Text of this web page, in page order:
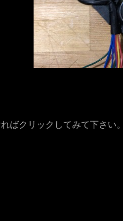
ばクリックしてみて下さい。